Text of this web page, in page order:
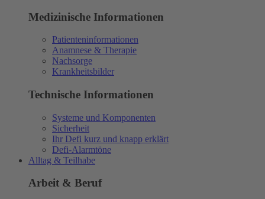
Medizinische Informationen
Patienteninformationen
Anamnese & Therapie
Nachsorge
Krankheitsbilder
Technische Informationen
Systeme und Komponenten
Sicherheit
Ihr Defi kurz und knapp erklärt
Defi-Alarmtöne
Alltag & Teilhabe
Arbeit & Beruf